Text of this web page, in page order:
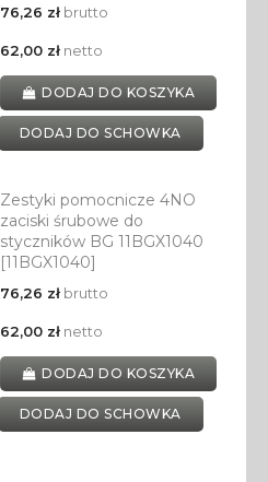
76,26 złbrutto
62,00 złnetto
DODAJ DO KOSZYKA
DODAJ DO SCHOWKA
Zestyki pomocnicze 4NO
zaciski śrubowe do
styczników BG 11BGX1040
[11BGX1040]
76,26 złbrutto
62,00 złnetto
DODAJ DO KOSZYKA
DODAJ DO SCHOWKA